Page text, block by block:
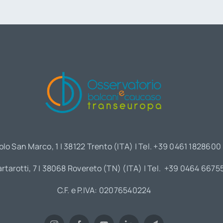
San Marco, 1 | 38122 Trento (ITA) | Tel. +39 0461 1828600
7 | 38068 Rovereto (TN) (ITA) | Tel. +39 0464
C.F. e P.IVA: 02076540224